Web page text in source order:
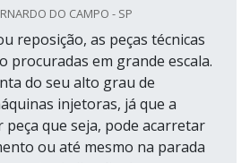
DO CAMPO - SP
reposição, as peças técnicas
procuradas em grande escala.
do seu alto grau de
injetoras, já que a
peça que seja, pode acarretar
ou até mesmo na parada